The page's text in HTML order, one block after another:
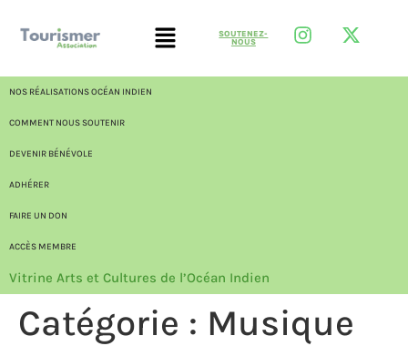
SOUTENEZ-
NOUS
NOS RÉALISATIONS OCÉAN INDIEN
COMMENT NOUS SOUTENIR
DEVENIR BÉNÉVOLE
ADHÉRER
FAIRE UN DON
ACCÈS MEMBRE
Vitrine Arts et Cultures de l’Océan Indien
Catégorie : Musique